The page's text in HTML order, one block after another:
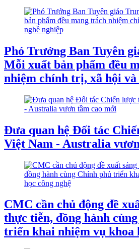
Phó Trưởng Ban Tuyên
Mỗi xuất bản phẩm đều
nhiệm chính trị, xã hội và
Đưa quan hệ Đối tác
Việt Nam - Australia
CMC cần chủ động đề
thực tiễn, đồng hành
triển khai nhiệm vụ khoa